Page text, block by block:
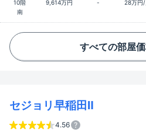
10階 9,614万円 - 28万円/
南
すべての部屋
セジョリ早稲田Ⅱ
4.56